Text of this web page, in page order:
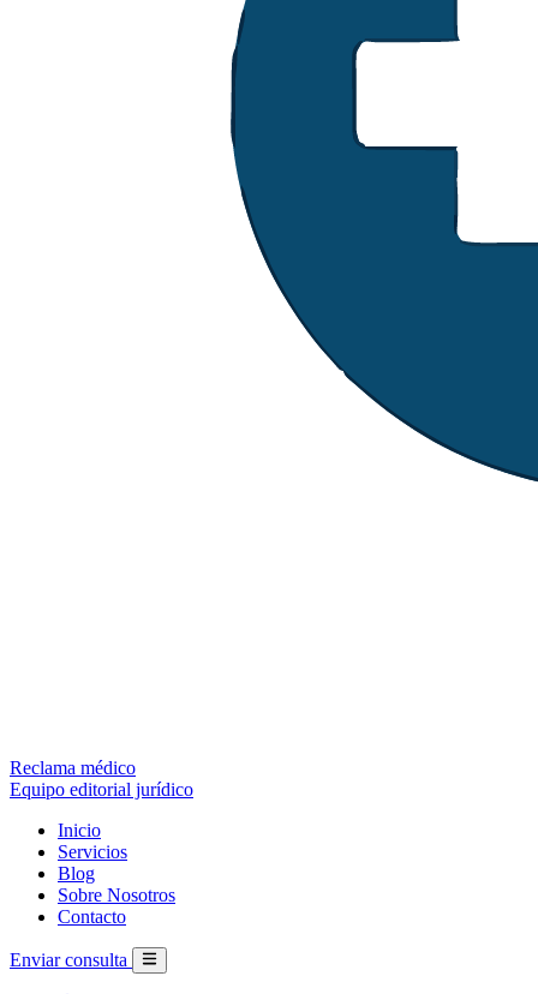
Reclama médico
Equipo editorial jurídico
Inicio
Servicios
Blog
Sobre Nosotros
Contacto
Enviar consulta